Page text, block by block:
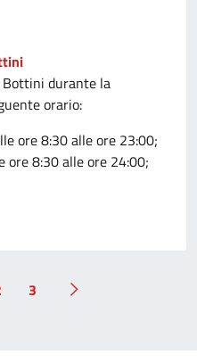
Bottini durante la
orario:
ore 8:30 alle ore 23:00;
ore 8:30 alle ore 24:00;
3